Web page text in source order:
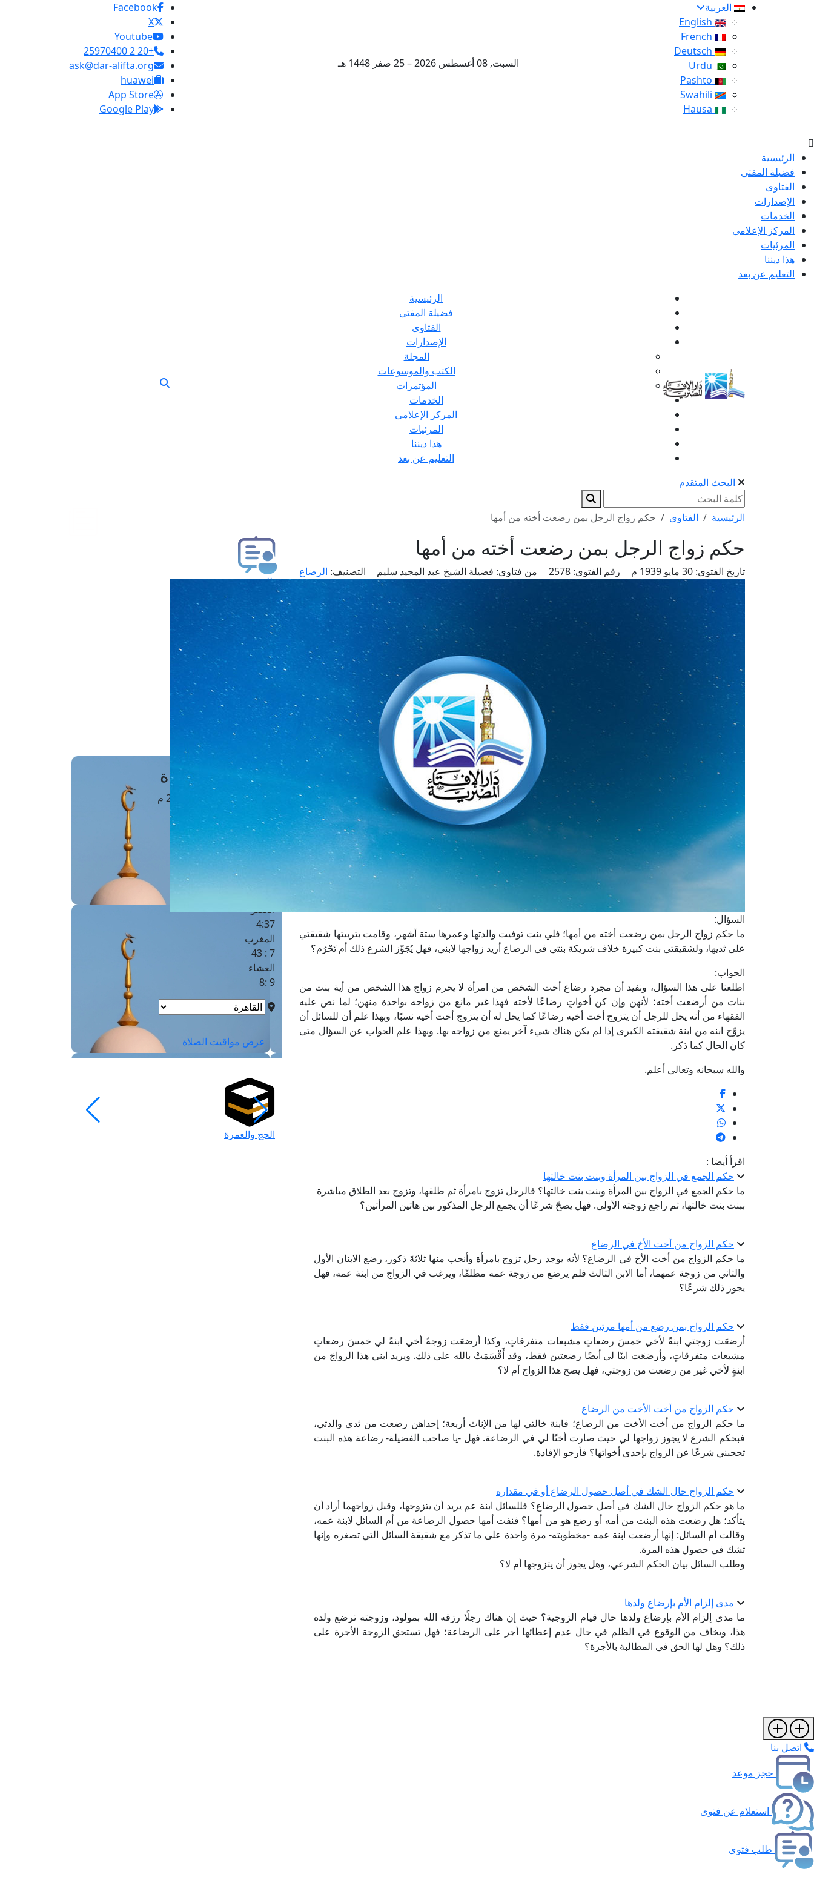
العربية
السبت, 08 أغسطس 2026 – 25 صفر 1448 هـ
Facebook
X
Youtube
+20 2 25970400
ask@dar-alifta.org
huawei
App Store
Google Play
الرئيسية
فضيلة المفتى
الفتاوى
الإصدارات
الخدمات
المركز الإعلامى
المرئيات
هذا ديننا
التعليم عن بعد
الرئيسية
فضيلة المفتى
الفتاوى
الإصدارات
المجلة
الكتب والموسوعات
المؤتمرات
الخدمات
المركز الإعلامى
المرئيات
هذا ديننا
التعليم عن بعد
البحث المتقدم
الرئيسية الفتاوى حكم زواج الرجل بمن رضعت أخته من أمها
حكم زواج الرجل بمن رضعت أخته من أمها
تاريخ الفتوى: رقم الفتوى: 2578 من فتاوى: فضيلة الشيخ عبد المجيد سليم التصنيف: الرضاع
السؤال:
ما حكم زواج الرجل بمن رضعت أخته من أمها؛ فلي بنت توفيت والدتها وعمرها ستة أشهر، وقامت بتربيتها شقيقتي
على ثديها، ولشقيقتي بنت كبيرة خلاف شريكة بنتي في الرضاع أريد زواجها لابني، فهل يُجَوِّز الشرع ذلك أم تَحْرُم؟
الجواب:
اطلعنا على هذا السؤال، ونفيد أن مجرد رضاع أخت الشخص من امرأة لا يحرم زواج هذا الشخص من أية بنت من
بنات من أرضعت أخته؛ لأنهن وإن كن أخواتٍ رضاعًا لأخته فهذا غير مانع من زواجه بواحدة منهن؛ لما نص عليه
الفقهاء من أنه يحل للرجل أن يتزوج أخت أخيه رضاعًا كما يحل له أن يتزوج أخت أخيه نسبًا، وبهذا علم أن للسائل أن
يزوِّج ابنه من ابنة شقيقته الكبرى إذا لم يكن هناك شيء آخر يمنع من زواجه بها. وبهذا علم الجواب عن السؤال متى
كان الحال كما ذكر.
والله سبحانه وتعالى أعلم.
اقرأ أيضا :
حكم الجمع في الزواج بين المرأة وبنت بنت خالتها
ما حكم الجمع في الزواج بين المرأة وبنت بنت خالتها؟ فالرجل تزوج بامرأة ثم طلقها، وتزوج بعد الطلاق مباشرة
ببنت بنت خالتها، ثم راجع زوجته الأولى. فهل يصحّ شرعًا أن يجمع الرجل المذكور بين هاتين المرأتين؟
حكم الزواج من أخت الأخ في الرضاع
ما حكم الزواج من أخت الأخ في الرضاع؟ لأنه يوجد رجل تزوج بامرأة وأنجب منها ثلاثةَ ذكور، رضع الابنان الأول
والثاني من زوجة عمهما، أما الابن الثالث فلم يرضع من زوجة عمه مطلقًا، ويرغب في الزواج من ابنة عمه، فهل
يجوز ذلك شرعًا؟
حكم الزواج بمن رضع من أمها مرتين فقط
أرضعَت زوجتي ابنةً لأخي خمسَ رضعاتٍ مشبعات متفرقاتٍ، وكذا أرضعَت زوجةُ أخي ابنةً لي خمسَ رضعاتٍ
مشبعات متفرقاتٍ، وأرضعَت ابنًا لي أيضًا رضعتين فقط، وقد أَقْسَمَتْ بالله على ذلك. ويريد ابني هذا الزواجَ من
ابنةٍ لأخي غير من رضعت من زوجتي، فهل يصح هذا الزواج أم لا؟
حكم الزواج من أخت الأخت من الرضاع
ما حكم الزواج من أخت الأخت من الرضاع؛ فابنة خالتي لها من الإناث أربعة؛ إحداهن رضعت من ثدي والدتي،
فبحكم الشرع لا يجوز زواجها لي حيث صارت أختًا لي في الرضاعة. فهل -يا صاحب الفضيلة- رضاعة هذه البنت
تحجبني شرعًا عن الزواج بإحدى أخواتها؟ فأرجو الإفادة.
حكم الزواج حال الشك في أصل حصول الرضاع أو في مقداره
ما هو حكم الزواج حال الشك في أصل حصول الرضاع؟ فللسائل ابنة عم يريد أن يتزوجها، وقبل زواجهما أراد أن
يتأكد؛ هل رضعت هذه البنت من أمه أو رضع هو من أمها؟ فنفت أمها حصول الرضاعة من أم السائل لابنة عمه،
وقالت أم السائل: إنها أرضعت ابنة عمه -مخطوبته- مرة واحدة على ما تذكر مع شقيقة السائل التي تصغره وإنها
تشك في حصول هذه المرة.
وطلب السائل بيان الحكم الشرعي، وهل يجوز أن يتزوجها أم لا؟
مدى إلزام الأم بإرضاع ولدها
ما مدى إلزام الأم بإرضاع ولدها حال قيام الزوجية؟ حيث إن هناك رجلًا رزقه الله بمولود، وزوجته ترضع ولده
هذا، ويخاف من الوقوع في الظلم في حال عدم إعطائها أجر على الرضاعة؛ فهل تستحق الزوجة الأجرة على
ذلك؟ وهل لها الحق في المطالبة بالأجرة؟
طلب فتوى
استعلام عن فتوى
حجز موعد
الفتوى الهاتفية
مَواقِيتُ الصَّـــلاة
القاهرة · 08 أغسطس 2026 م
الفجر
4 :42
الشروق
العصر
4:37
المغرب
7 : 43
العشاء
9 :8
عرض مواقيت الصلاة
الحج والعمرة
اتصل بنا
حجز موعد
استعلام عن فتوى
طلب فتوى